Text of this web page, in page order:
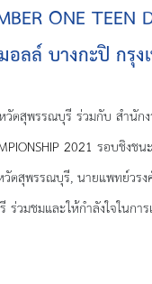
ONE TEEN
ลล์ บางกะปิ กรุ
รี ร่วมกับ สำนักงานส
2021 รอบชิงช
ดสุพรรณบุรี, นายแพทย์วร
ร่วมชมและให้กำลังใจในกา